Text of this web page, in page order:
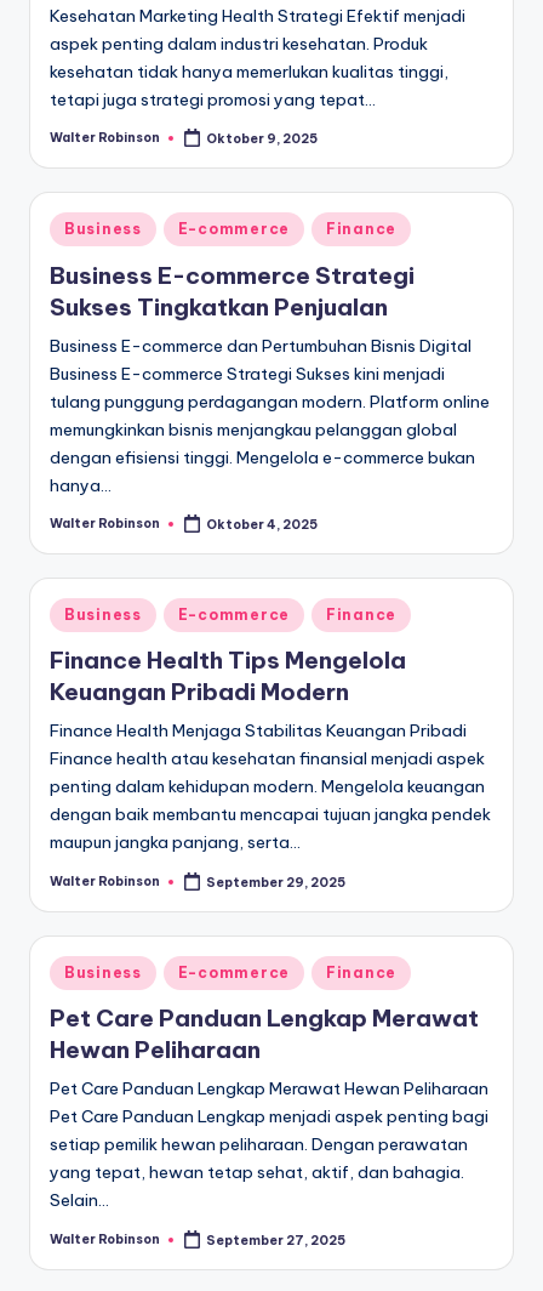
Kesehatan Marketing Health Strategi Efektif menjadi
aspek penting dalam industri kesehatan. Produk
kesehatan tidak hanya memerlukan kualitas tinggi,
tetapi juga strategi promosi yang tepat…
Posted
Walter Robinson Oktober 9, 2025
Posted
in
Business E-commerce Finance
Business E-commerce Strategi
Sukses Tingkatkan Penjualan
Business E-commerce dan Pertumbuhan Bisnis Digital
Business E-commerce Strategi Sukses kini menjadi
tulang punggung perdagangan modern. Platform online
memungkinkan bisnis menjangkau pelanggan global
dengan efisiensi tinggi. Mengelola e-commerce bukan
hanya…
Posted
Walter Robinson Oktober 4, 2025
Posted
in
Business E-commerce Finance
Finance Health Tips Mengelola
Keuangan Pribadi Modern
Finance Health Menjaga Stabilitas Keuangan Pribadi
Finance health atau kesehatan finansial menjadi aspek
penting dalam kehidupan modern. Mengelola keuangan
dengan baik membantu mencapai tujuan jangka pendek
maupun jangka panjang, serta…
Posted
Walter Robinson September 29, 2025
Posted
in
Business E-commerce Finance
Pet Care Panduan Lengkap Merawat
Hewan Peliharaan
Pet Care Panduan Lengkap Merawat Hewan Peliharaan
Pet Care Panduan Lengkap menjadi aspek penting bagi
setiap pemilik hewan peliharaan. Dengan perawatan
yang tepat, hewan tetap sehat, aktif, dan bahagia.
Selain…
Posted
Walter Robinson September 27, 2025